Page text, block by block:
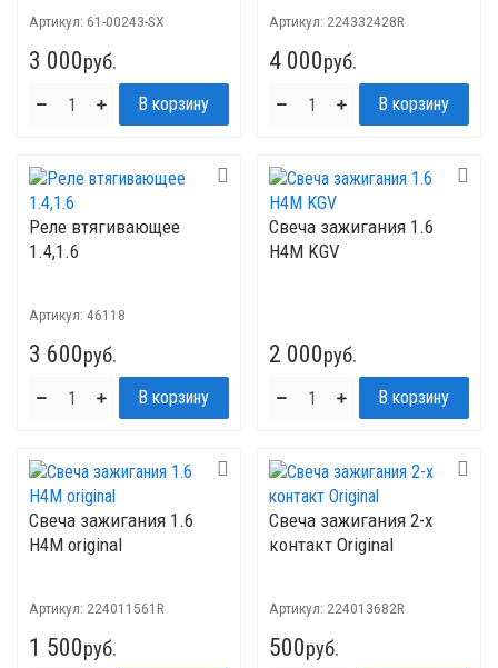
Артикул: 61-00243-SX
3 000руб.
Артикул: 224332428R
4 000руб.
Реле втягивающее
1.4,1.6
Артикул: 46118
3 600руб.
Свеча зажигания 1.6
H4M KGV
2 000руб.
Свеча зажигания 1.6
H4M original
Артикул: 224011561R
1 500руб.
Свеча зажигания 2-х
контакт Original
Артикул: 224013682R
500руб.